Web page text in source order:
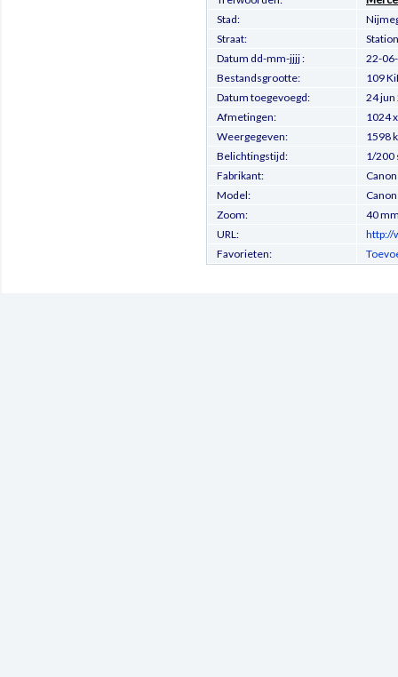
Stad:
Straat:
Datum dd-mm-jjjj :
22-
Bestandsgrootte:
109
Datum toegevoegd:
24 jun
Afmetingen:
1024
Weergegeven:
1598
Belichtingstijd:
1/200
Fabrikant:
Canon
Model:
Canon
Zoom:
40
URL:
http://
Favorieten: